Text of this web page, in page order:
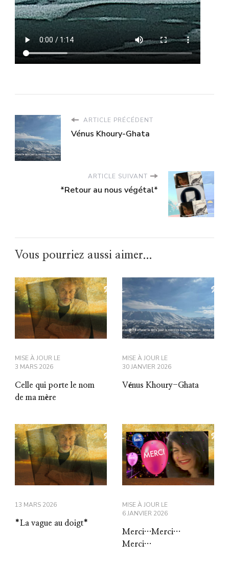
ARTICLE PRÉCÉDENT
Vénus Khoury-Ghata
ARTICLE SUIVANT
*Retour au nous végétal*
Vous pourriez aussi aimer...
MISE À JOUR LE
3 MARS 2026
Celle qui porte le nom
de ma mère
MISE À JOUR LE
30 JANVIER 2026
Vénus Khoury-Ghata
13 MARS 2026
*La vague au doigt*
MISE À JOUR LE
6 JANVIER 2026
Merci…Merci…
Merci…